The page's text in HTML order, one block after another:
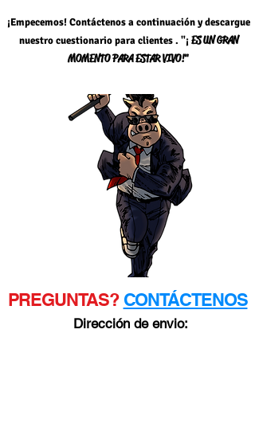
¡Empecemos! Contáctenos a continuación y descargue
nuestro cuestionario para clientes . "¡ ES UN GRAN
MOMENTO PARA ESTAR VIVO!"
PREGUNTAS? CONTÁCTENOS
Dirección de envio: